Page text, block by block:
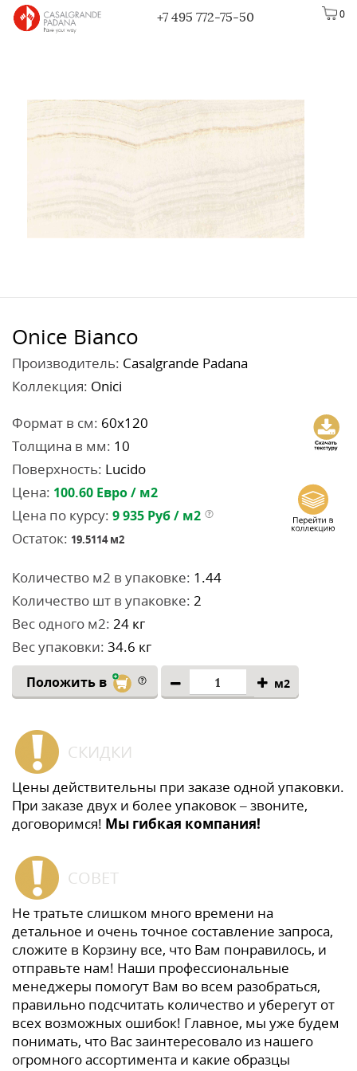
0
+7 495 772-75-50
Onice Bianco
Производитель: Casalgrande Padana
Коллекция: Onici
Формат в см: 60x120
Толщина в мм: 10
Поверхность: Lucido
Цена: 100.60 Евро / м2
Цена по курсу: 9 935 Руб / м2
Остаток: 19.5114м2
Количество м2 в упаковке: 1.44
Количество шт в упаковке: 2
Вес одного м2: 24 кг
Вес упаковки: 34.6 кг
Положить в м2
СКИДКИ
Цены действительны при заказе одной упаковки.
При заказе двух и более упаковок – звоните,
договоримся! Мы гибкая компания!
СОВЕТ
Не тратьте слишком много времени на
детальное и очень точное составление запроса,
сложите в Корзину все, что Вам понравилось, и
отправьте нам! Наши профессиональные
менеджеры помогут Вам во всем разобраться,
правильно подсчитать количество и уберегут от
всех возможных ошибок! Главное, мы уже будем
понимать, что Вас заинтересовало из нашего
огромного ассортимента и какие образцы